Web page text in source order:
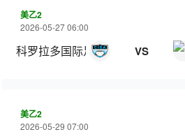
美乙2
2026-05-27 06:00
科罗拉多国际足球学院 VS
美乙2
2026-05-29 07:00